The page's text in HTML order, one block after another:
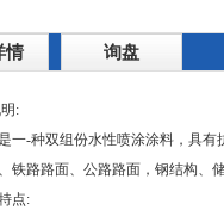
情 询盘
:
一-种双组份水性喷涂涂料，具
铁路路面、公路路面，钢结构、
点: